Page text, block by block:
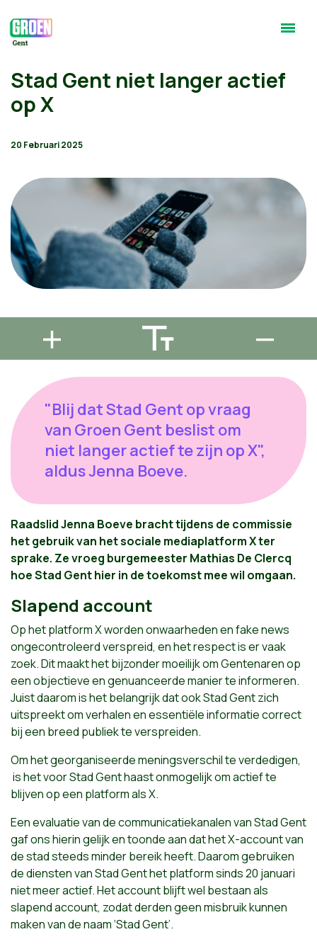
Stad Gent niet langer actief
op X
20 Februari 2025
"Blij dat Stad Gent op vraag
van Groen Gent beslist om
niet langer actief te zijn op X",
aldus Jenna Boeve.
Raadslid Jenna Boeve bracht tijdens de commissie
het gebruik van het sociale mediaplatform X ter
sprake. Ze vroeg burgemeester Mathias De Clercq
hoe Stad Gent hier in de toekomst mee wil omgaan.
Slapend account
Op het platform X worden onwaarheden en fake news
ongecontroleerd verspreid, en het respect is er vaak
zoek. Dit maakt het bijzonder moeilijk om Gentenaren op
een objectieve en genuanceerde manier te informeren.
Juist daarom is het belangrijk dat ook Stad Gent zich
uitspreekt om verhalen en essentiële informatie correct
bij een breed publiek te verspreiden.
Om het georganiseerde meningsverschil te verdedigen,
is het voor Stad Gent haast onmogelijk om actief te
blijven op een platform als X.
Een evaluatie van de communicatiekanalen van Stad Gent
gaf ons hierin gelijk en toonde aan dat het X-account van
de stad steeds minder bereik heeft. Daarom gebruiken
de diensten van Stad Gent het platform sinds 20 januari
niet meer actief. Het account blijft wel bestaan als
slapend account, zodat derden geen misbruik kunnen
maken van de naam ‘Stad Gent’.